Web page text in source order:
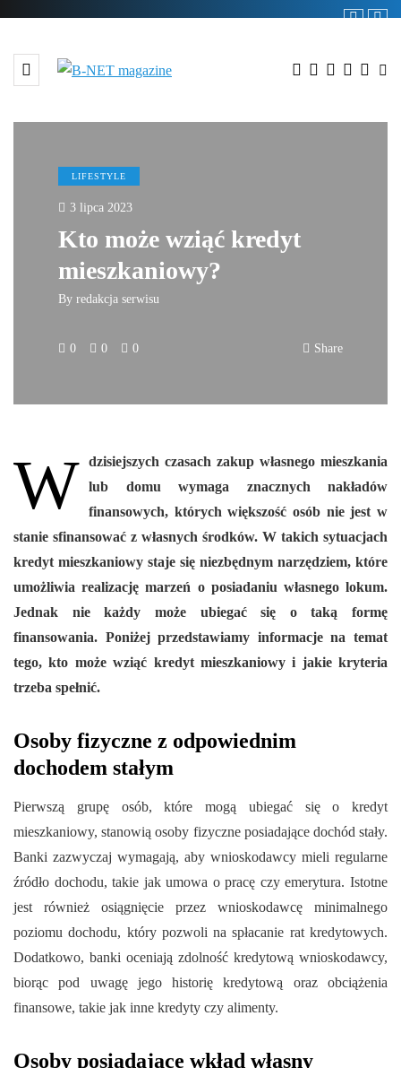
LIFESTYLE
3 lipca 2023
Kto może wziąć kredyt
mieszkaniowy?
By redakcja serwisu
0 0 0 Share
W dzisiejszych czasach zakup własnego mieszkania
lub domu wymaga znacznych nakładów
finansowych, których większość osób nie jest w
stanie sfinansować z własnych środków. W takich sytuacjach
kredyt mieszkaniowy staje się niezbędnym narzędziem, które
umożliwia realizację marzeń o posiadaniu własnego lokum.
Jednak nie każdy może ubiegać się o taką formę
finansowania. Poniżej przedstawiamy informacje na temat
tego, kto może wziąć kredyt mieszkaniowy i jakie kryteria
trzeba spełnić.
Osoby fizyczne z odpowiednim
dochodem stałym
Pierwszą grupę osób, które mogą ubiegać się o kredyt
mieszkaniowy, stanowią osoby fizyczne posiadające dochód stały.
Banki zazwyczaj wymagają, aby wnioskodawcy mieli regularne
źródło dochodu, takie jak umowa o pracę czy emerytura. Istotne
jest również osiągnięcie przez wnioskodawcę minimalnego
poziomu dochodu, który pozwoli na spłacanie rat kredytowych.
Dodatkowo, banki oceniają zdolność kredytową wnioskodawcy,
biorąc pod uwagę jego historię kredytową oraz obciążenia
finansowe, takie jak inne kredyty czy alimenty.
Osoby posiadające wkład własny